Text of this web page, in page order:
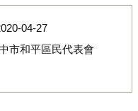
04-27
市和平區民代表會